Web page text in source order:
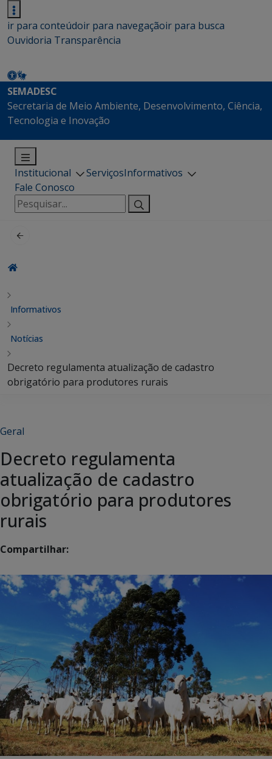
ir para conteúdoir para navegaçãoir para busca
Ouvidoria Transparência
SEMADESC
Secretaria de Meio Ambiente, Desenvolvimento, Ciência,
Tecnologia e Inovação
Institucional ServiçosInformativos
Fale Conosco
Pesquisar
por:
Informativos
Notícias
Decreto regulamenta atualização de cadastro
obrigatório para produtores rurais
Geral
Decreto regulamenta
atualização de cadastro
obrigatório para produtores
rurais
Compartilhar: